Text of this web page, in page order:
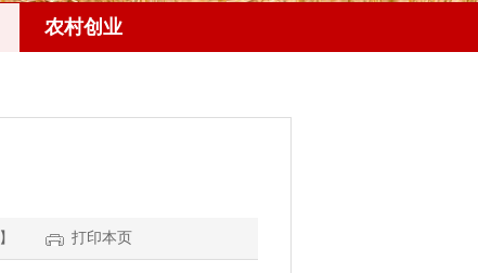
农村创业
】 打印本页